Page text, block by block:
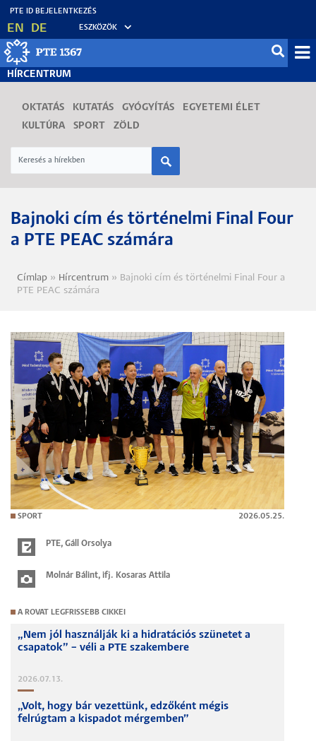
Ugrás
tartalomra
EN DE ESZKÖZÖK
HÍRCENTRUM
OKTATÁS KUTATÁS GYÓGYÍTÁS
EGYETEMI ÉLET
KULTÚRA
SPORT ZÖLD
Bajnoki cím és történelmi Final Four
a PTE PEAC számára
Morzsa
Címlap Hírcentrum
Bajnoki cím és történelmi Final Four a
PTE PEAC számára
SPORT 2026.05.25.
PTE, Gáll Orsolya
Molnár Bálint, ifj. Kosaras Attila
A ROVAT LEGFRISSEBB CIKKEI
„Nem jól használják ki a hidratációs szünetet a
csapatok” – véli a PTE szakembere
2026.07.13.
„Volt, hogy bár vezettünk, edzőként mégis
felrúgtam a kispadot mérgemben”